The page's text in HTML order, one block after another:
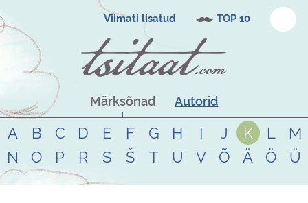
Viimati lisatud TOP 10
Märksõnad Autorid
A B C D E F G H I J K L
M
N
O P R S Š T U V Õ Ä Ö Ü